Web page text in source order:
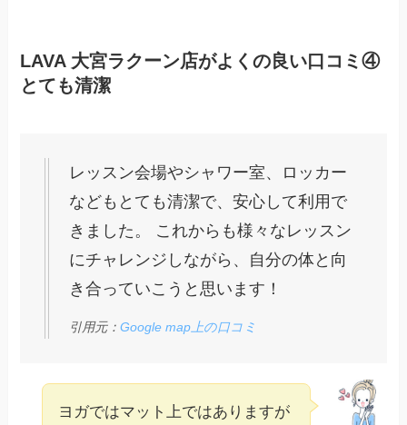
LAVA 大宮ラクーン店がよくの良い口コミ④
とても清潔
レッスン会場やシャワー室、ロッカー
などもとても清潔で、安心して利用で
きました。 これからも様々なレッスン
にチャレンジしながら、自分の体と向
き合っていこうと思います！
引用元：Google map上の口コミ
ヨガではマット上ではありますが